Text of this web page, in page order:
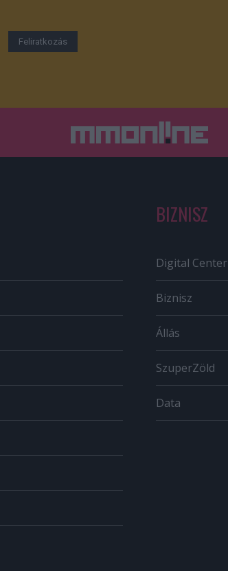
BIZNISZ
Digital Center
Biznisz
Állás
SzuperZöld
Data